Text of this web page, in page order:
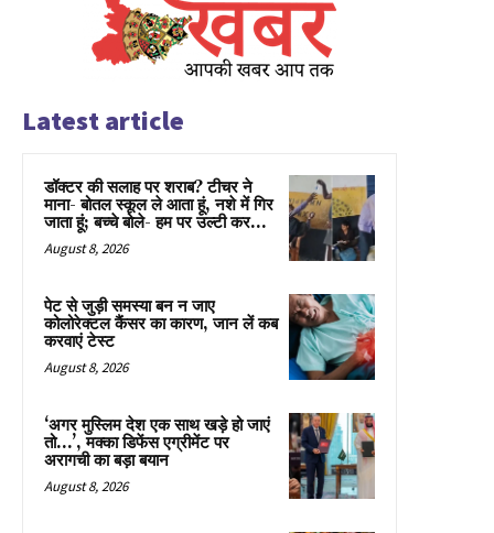
Latest article
डॉक्टर की सलाह पर शराब? टीचर ने
माना- बोतल स्कूल ले आता हूं, नशे में गिर
जाता हूं; बच्चे बोले- हम पर उल्टी कर...
August 8, 2026
पेट से जुड़ी समस्या बन न जाए
कोलोरेक्टल कैंसर का कारण, जान लें कब
करवाएं टेस्ट
August 8, 2026
‘अगर मुस्लिम देश एक साथ खड़े हो जाएं
तो…’, मक्का डिफेंस एग्रीमेंट पर
अरागची का बड़ा बयान
August 8, 2026